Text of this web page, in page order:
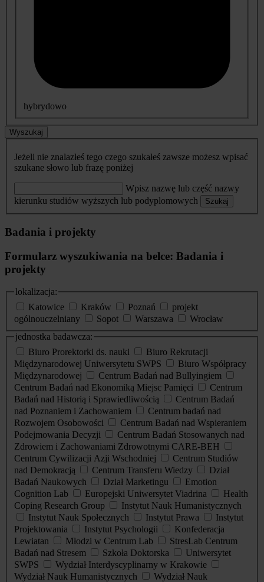
hybrydowo
Wyszukaj
Jeżeli nie znalazłeś tego czego szukałeś zawsze możesz wpisać
szukane słowo lub frazę poniżej
Wpisz nazwę lub część nazwy
kierunku studiów wyższych lub podyplomowych
Szukaj
Badania i projekty
Formularz wyszukiwania na belce: Badania i
projekty
lokalizacja:
Katowice
Kraków Poznań
projekt
ogólnouczelniany
Sopot Warszawa
Wrocław
jednostka badawcza:
Biuro Prorektorki ds. nauki
Biuro Rekrutacji
Międzynarodowej Uniwersytetu SWPS
Biuro Współpracy
Międzynarodowej
Centrum Badań nad Bullyingiem
Centrum Badań nad Ekonomiką Miejsc Pamięci
Centrum
Badań nad Historią i Sprawiedliwością
Centrum Badań
nad Poznaniem i Zachowaniem
Centrum badań nad
Rozwojem Osobowości
Centrum Badań nad Wspieraniem
Podejmowania Decyzji
Centrum Badań Stosowanych nad
Zdrowiem i Zachowaniami Zdrowotnymi CARE-BEH
Centrum Cywilizacji Azji Wschodniej
Centrum Studiów
nad Demokracją
Centrum Transferu Wiedzy
Dział
Badań Naukowych
Dział Marketingu
Emotion
Cognition Lab
Europejski Uniwersytet Viadrina
Health
Coping Research Group
Instytut Nauk Humanistycznych
Instytut Nauk Społecznych
Instytut Prawa
Instytut
Projektowania
Instytut Psychologii
Konfederacja
Lewiatan
Młodzi w Centrum Lab
StresLab Centrum
Badań nad Stresem
Szkoła Doktorska
Uniwersytet
SWPS
Wydział Interdyscyplinarny w Krakowie
Wydział Nauk Humanistycznych
Wydział Nauk